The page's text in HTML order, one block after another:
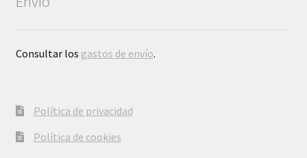
Consultar los gastos de envío.
Política de privacidad
Política de cookies